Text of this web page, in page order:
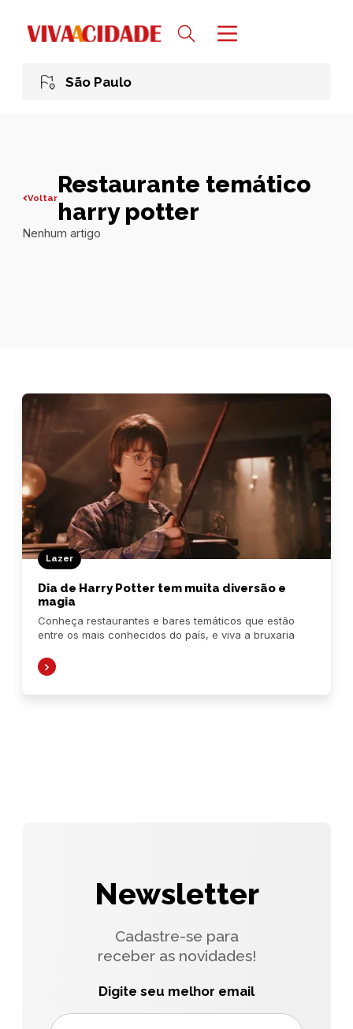
São Paulo
VoltarRestaurante temático
harry potter
Nenhum artigo
Lazer
Dia de Harry Potter tem muita diversão e
magia
Conheça restaurantes e bares temáticos que estão
entre os mais conhecidos do país, e viva a bruxaria
Newsletter
Cadastre-se para
receber as novidades!
Digite seu melhor email